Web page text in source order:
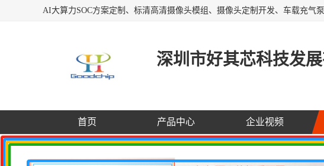
深圳市好其芯科技发
首页 产品中心 企业视频